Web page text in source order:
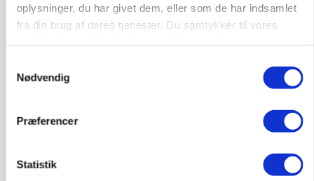
oplysninger, du har givet dem, eller som de har indsamlet
fra din brug af deres tjenester. Du samtykker til vores
Nødvendig
Præferencer
Statistik
Klimastald
03. aug.